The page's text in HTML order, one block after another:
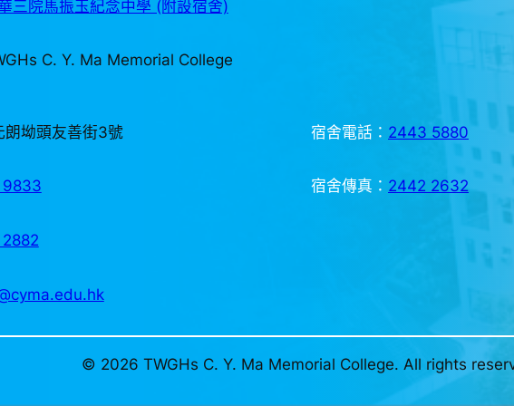
三院馬振玉紀念中學 (附設宿舍)
C. Y. Ma Memorial College
朗坳頭友善街3號 宿舍電話： 2443 5880
宿舍傳真： 2442 2632
© 2026 TWGHs C. Y. Ma Memorial College. All rights